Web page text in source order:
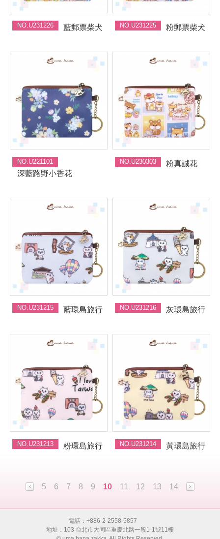
NO.U231226 藍郵票柴犬 NO.U231225 粉郵票柴犬
NO.U221101
深藍路野小香花
NO.U230303 粉真誠花
NO.U231215 藍環島旅行 NO.U231216 灰環島旅行
NO.U231213 粉環島旅行 NO.U231214 黃環島旅行
5 6 7 8 9 10 11 12 13 14
電話：+886-2-2558-5857
地址：103 台北市大同區重慶北路一段1-1號11樓